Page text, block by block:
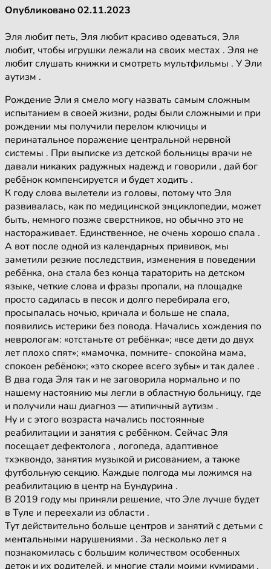
Опубликовано02.11.2023
Эля любит петь, Эля любит красиво одеваться, Эля
любит, чтобы игрушки лежали на своих местах . Эля не
любит слушать книжки и смотреть мультфильмы . У Эли
аутизм .
Рождение Эли я смело могу назвать самым сложным
испытанием в своей жизни, роды были сложными и при
рождении мы получили перелом ключицы и
перинатальное поражение центральной нервной
системы . При выписке из детской больницы врачи не
давали никаких радужных надежд и говорили , дай бог
ребёнок компенсируется и будет ходить .
К году слова вылетели из головы, потому что Эля
развивалась, как по медицинской энциклопедии, может
быть, немного позже сверстников, но обычно это не
настораживает. Единственное, не очень хорошо спала .
А вот после одной из календарных прививок, мы
заметили резкие последствия, изменения в поведении
ребёнка, она стала без конца тараторить на детском
языке, четкие слова и фразы пропали, на площадке
просто садилась в песок и долго перебирала его,
просыпалась ночью, кричала и больше не спала,
появились истерики без повода. Начались хождения по
неврологам: «отстаньте от ребёнка»; «все дети до двух
лет плохо спят»; «мамочка, помните- спокойна мама,
спокоен ребёнок»; «это скорее всего зубы» и так далее .
В два года Эля так и не заговорила нормально и по
нашему настоянию мы легли в областную больницу, где
и получили наш диагноз — атипичный аутизм .
Ну и с этого возраста начались постоянные
реабилитации и занятия с ребёнком. Сейчас Эля
посещает дефектолога , логопеда, адаптивное
тхэквондо, занятия музыкой и рисованием, а также
футбольную секцию. Каждые полгода мы ложимся на
реабилитацию в центр на Бундурина .
В 2019 году мы приняли решение, что Эле лучше будет
в Туле и переехали из области .
Тут действительно больше центров и занятий с детьми с
ментальными нарушениями . За несколько лет я
познакомилась с большим количеством особенных
деток и их родителей, и многие стали моими кумирами .